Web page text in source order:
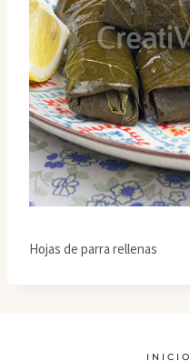
Hojas de parra rellenas
INICIO